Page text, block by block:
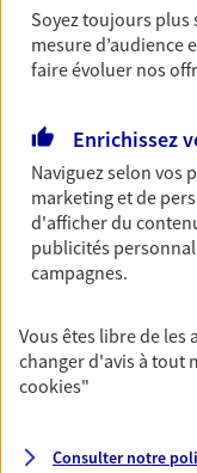
Retraite
Préparez
votre vie avec
spécialement
Découvrir l'offre
Pour un avenir
d'accident ou
garanties
invalidité ou de
Soyez toujours plus
mesure d’audience
faire évoluer nos
Enrichissez
Naviguez selon vos
marketing et de
d'afficher du
publicités
campagnes.
Vous êtes libre de les
changer d'avis à tout
cookies"
Consulter notre